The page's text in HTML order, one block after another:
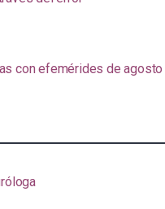
con efemérides de agosto